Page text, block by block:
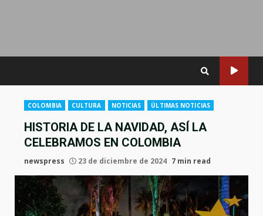
COLOMBIA CULTURA NOTICIAS ÚLTIMAS NOTICIAS
HISTORIA DE LA NAVIDAD, ASÍ LA
CELEBRAMOS EN COLOMBIA
newspress 23 de diciembre de 2024 7 min read